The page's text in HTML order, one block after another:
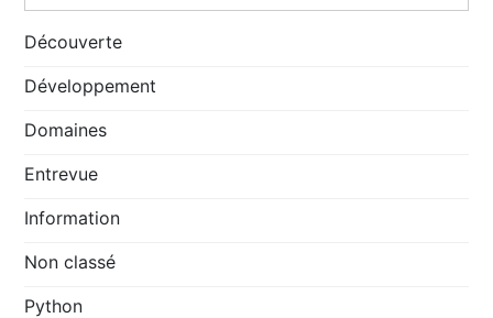
Découverte
Développement
Domaines
Entrevue
Information
Non classé
Python